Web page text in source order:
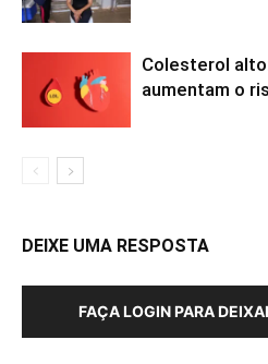
Colesterol
aumentam o
DEIXE UMA RESPOSTA
FAÇA LOGIN PARA